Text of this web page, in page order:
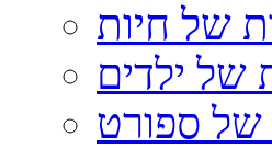
של חיות
של ילדים
של ספורט